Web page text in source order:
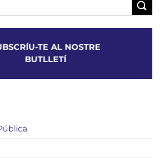
TE AL NOSTRE
BUTLLETÍ